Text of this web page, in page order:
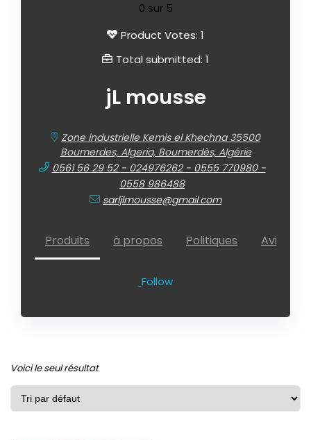
0 sur 5
Product Votes: 1
Total submitted: 1
jL mousse
Zone industrielle Kemis el Khechna 35500
Boumerdes, Algeria, Boumerdès, Algérie
0561 56 29 52 - 024976262 - 0555 770980 -
0558 986488
sarljlmousse@gmail.com
Produits à propos Politiques Avis (
Follow
Voici le seul résultat